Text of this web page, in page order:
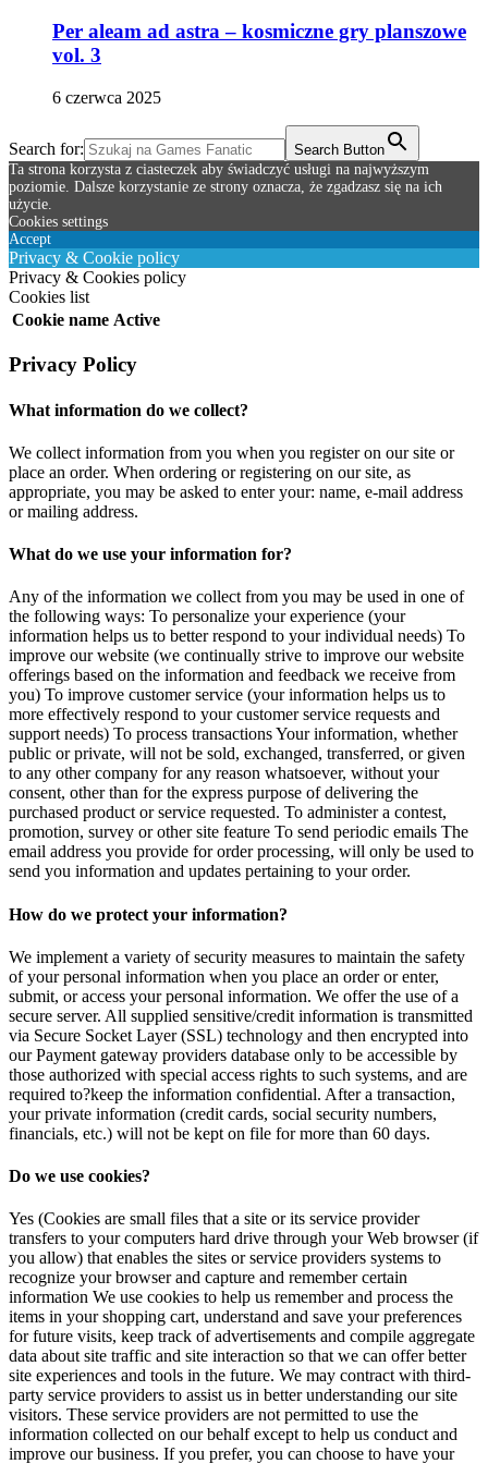
Per aleam ad astra – kosmiczne gry planszowe
vol. 3
6 czerwca 2025
Search for:
Search Button
Ta strona korzysta z ciasteczek aby świadczyć usługi na najwyższym
poziomie. Dalsze korzystanie ze strony oznacza, że zgadzasz się na ich
użycie.
Cookies settings
Accept
Privacy & Cookie policy
Privacy & Cookies policy
Cookies list
Cookie name Active
Privacy Policy
What information do we collect?
We collect information from you when you register on our site or
place an order. When ordering or registering on our site, as
appropriate, you may be asked to enter your: name, e-mail address
or mailing address.
What do we use your information for?
Any of the information we collect from you may be used in one of
the following ways: To personalize your experience (your
information helps us to better respond to your individual needs) To
improve our website (we continually strive to improve our website
offerings based on the information and feedback we receive from
you) To improve customer service (your information helps us to
more effectively respond to your customer service requests and
support needs) To process transactions Your information, whether
public or private, will not be sold, exchanged, transferred, or given
to any other company for any reason whatsoever, without your
consent, other than for the express purpose of delivering the
purchased product or service requested. To administer a contest,
promotion, survey or other site feature To send periodic emails The
email address you provide for order processing, will only be used to
send you information and updates pertaining to your order.
How do we protect your information?
We implement a variety of security measures to maintain the safety
of your personal information when you place an order or enter,
submit, or access your personal information. We offer the use of a
secure server. All supplied sensitive/credit information is transmitted
via Secure Socket Layer (SSL) technology and then encrypted into
our Payment gateway providers database only to be accessible by
those authorized with special access rights to such systems, and are
required to?keep the information confidential. After a transaction,
your private information (credit cards, social security numbers,
financials, etc.) will not be kept on file for more than 60 days.
Do we use cookies?
Yes (Cookies are small files that a site or its service provider
transfers to your computers hard drive through your Web browser (if
you allow) that enables the sites or service providers systems to
recognize your browser and capture and remember certain
information We use cookies to help us remember and process the
items in your shopping cart, understand and save your preferences
for future visits, keep track of advertisements and compile aggregate
data about site traffic and site interaction so that we can offer better
site experiences and tools in the future. We may contract with third-
party service providers to assist us in better understanding our site
visitors. These service providers are not permitted to use the
information collected on our behalf except to help us conduct and
improve our business. If you prefer, you can choose to have your